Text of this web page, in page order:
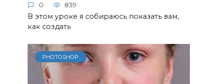
0 839
В этом уроке я собираюсь показать вам,
как создать
PHOTOSHOP